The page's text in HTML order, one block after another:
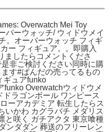
Overwatch Mei Toy
バーウォッチ/ ウィドウメイ
。オーバーウォッチ フィギ
ー フィギュア。。即購入
ましたらコメントくださ
非ご検討ください同時に購
す#ぱんだの売ってるもの
ギュアfunko
funko Overwatchウィドウメ
ラゴンボール ワンピース
ーアカデミア 転生したらス
いかわ カグラバチ メダリス
と咲く ガチアクタ 東京喰種
ンダダン 葬送のフリーレン